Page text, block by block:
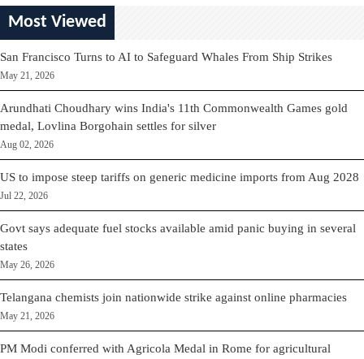
Most Viewed
San Francisco Turns to AI to Safeguard Whales From Ship Strikes
May 21, 2026
Arundhati Choudhary wins India's 11th Commonwealth Games gold
medal, Lovlina Borgohain settles for silver
Aug 02, 2026
US to impose steep tariffs on generic medicine imports from Aug 2028
Jul 22, 2026
Govt says adequate fuel stocks available amid panic buying in several
states
May 26, 2026
Telangana chemists join nationwide strike against online pharmacies
May 21, 2026
PM Modi conferred with Agricola Medal in Rome for agricultural